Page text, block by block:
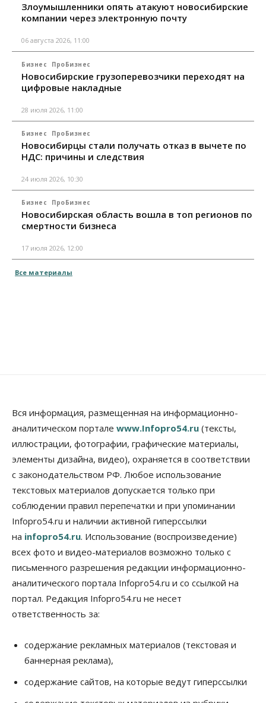
Злоумышленники опять атакуют новосибирские
компании через электронную почту
06 августа 2026, 11:00
Бизнес ПроБизнес
Новосибирские грузоперевозчики переходят на
цифровые накладные
28 июля 2026, 11:00
Бизнес ПроБизнес
Новосибирцы стали получать отказ в вычете по
НДС: причины и следствия
24 июля 2026, 10:30
Бизнес ПроБизнес
Новосибирская область вошла в топ регионов по
смертности бизнеса
17 июля 2026, 12:00
Все материалы
Вся информация, размещенная на информационно-
аналитическом портале www.Infopro54.ru (тексты,
иллюстрации, фотографии, графические материалы,
элементы дизайна, видео), охраняется в соответствии
с законодательством РФ. Любое использование
текстовых материалов допускается только при
соблюдении правил перепечатки и при упоминании
Infopro54.ru и наличии активной гиперссылки
на infopro54.ru. Использование (воспроизведение)
всех фото и видео-материалов возможно только с
письменного разрешения редакции информационно-
аналитического портала Infopro54.ru и со ссылкой на
портал. Редакция Infopro54.ru не несет
ответственность за:
содержание рекламных материалов (текстовая и
баннерная реклама),
содержание сайтов, на которые ведут гиперссылки